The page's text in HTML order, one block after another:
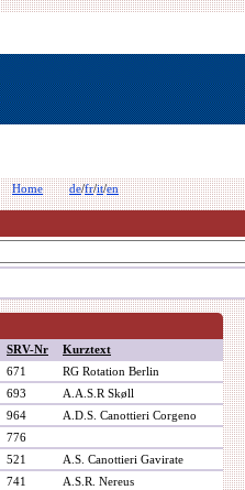
Home de/fr/it/en
SRV-Nr
Kurztext
671
RG Rotation Berlin
693
A.A.S.R Skøll
964
A.D.S. Canottieri Corgeno
776
521
A.S. Canottieri Gavirate
741
A.S.R. Nereus